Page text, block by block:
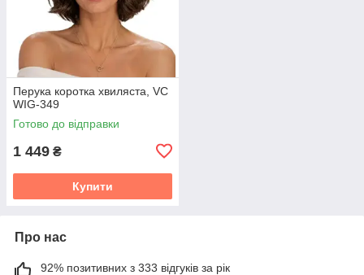
Перука коротка хвиляста, VC
WIG-349
Готово до відправки
1 449 ₴
Купити
Про нас
92% позитивних з 333 відгуків за рік